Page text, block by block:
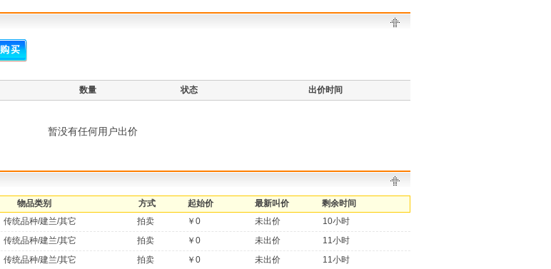
数量 状态 出价时间
暂没有任何用户出价
物品类别 方式 起始价 最新叫价
剩余时间
传统品种/建兰/其它 拍卖 ￥0 未出价
10小时
传统品种/建兰/其它 拍卖 ￥0 未出价
11小时
传统品种/建兰/其它 拍卖 ￥0 未出价
11小时